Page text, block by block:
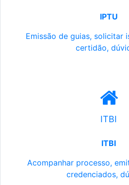
IPTU
Emissão de guias, solicitar
certidão,
ITBI
ITBI
Acompanhar processo,
credenciados,